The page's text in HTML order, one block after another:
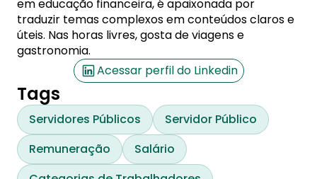
em educação financeira, é apaixonada por
traduzir temas complexos em conteúdos claros e
úteis. Nas horas livres, gosta de viagens e
gastronomia.
Acessar perfil do Linkedin
Tags
Servidores Públicos
Servidor Público
Remuneração
Salário